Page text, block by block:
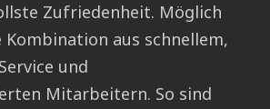
Zufriedenheit. Möglich
Kombination aus schnellem,
und
Mitarbeitern. So sind